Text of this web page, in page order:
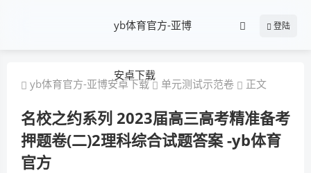
yb体育官方-亚博
安卓下载
登陆
yb体育官方-亚博安卓下载 单元测试示范卷 正文
名校之约系列 2023届高三高考精准备考
押题卷(二)2理科综合试题答案 -yb体育
官方